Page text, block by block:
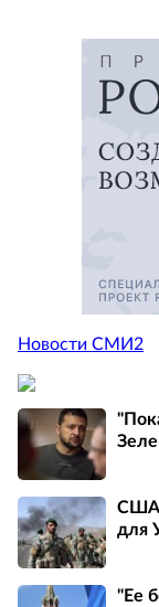
Новости СМИ2
США:
для
"Ее